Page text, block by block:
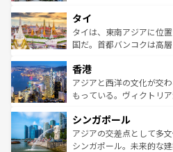
リティに包まれながら、
わってみ
覧を参照してほしい。
急速な発展と共に伝統が
ーチミン市のフランス統
醸し出している。また、
とつ。フォーやバインミ
ひ現地で味わいたい。ど
が旅行者を迎えてくれる
参照してほしい。
タイ
タイは、東南アジアに位
国だ。首都バンコクは高
の活気が交差している。
帯で自然と触れ合い、南
いビーチでリゾート気分
激する。気候は一年中温
が待っている。親しみや
た文化、そして多様な観
香港
アジアと西洋の文化が交
もっている。ヴィクトリ
み、どこを訪れても感動
ており、効率よく見どこ
うな絶景から文化的な体
シンガポール
アジアの交差点として多
シンガポール。未来的な